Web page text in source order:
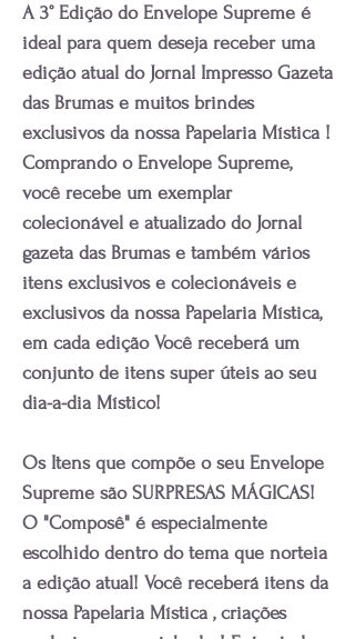
A 3° Edição do Envelope Supreme é
ideal para quem deseja receber uma
edição atual do Jornal Impresso Gazeta
das Brumas e muitos brindes
exclusivos da nossa Papelaria Mística !
Comprando o Envelope Supreme,
você recebe um exemplar
colecionável e atualizado do Jornal
gazeta das Brumas e também vários
itens exclusivos e colecionáveis e
exclusivos da nossa Papelaria Mística,
em cada edição Você receberá um
conjunto de itens super úteis ao seu
dia-a-dia Místico!
Os Itens que compõe o seu Envelope
Supreme são SURPRESAS MÁGICAS!
O "Composê" é especialmente
escolhido dentro do tema que norteia
a edição atual! Você receberá itens da
nossa Papelaria Mística , criações